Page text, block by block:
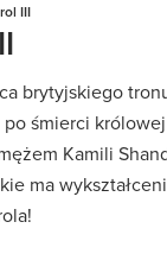
III
brytyjskiego
śmierci
Kamili
ma